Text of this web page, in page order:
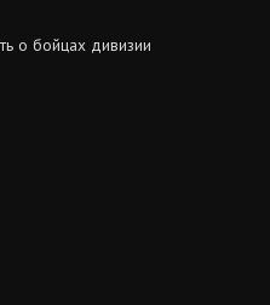
о бойцах дивизии